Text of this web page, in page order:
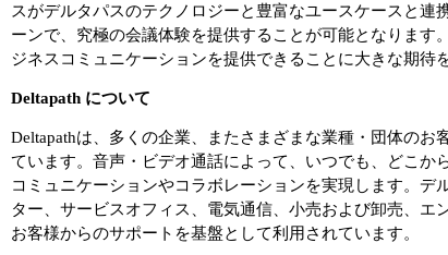
スがデルタパスのテクノロジーと豊富なユースケースと
ーンで、究極の会議体験を提供することが可能となりま
ジネスコミュニケーションを提供できることに大きな期待
Deltapath について
Deltapathは、多くの企業、またさまざまな業種・団体の
ています。音声・ビデオ通話によって、いつでも、どこか
コミュニケーションやコラボレーションを実現します。
ター、サービスオフィス、電気通信、小売および卸売、
お客様からのサポートを基盤として利用されています。